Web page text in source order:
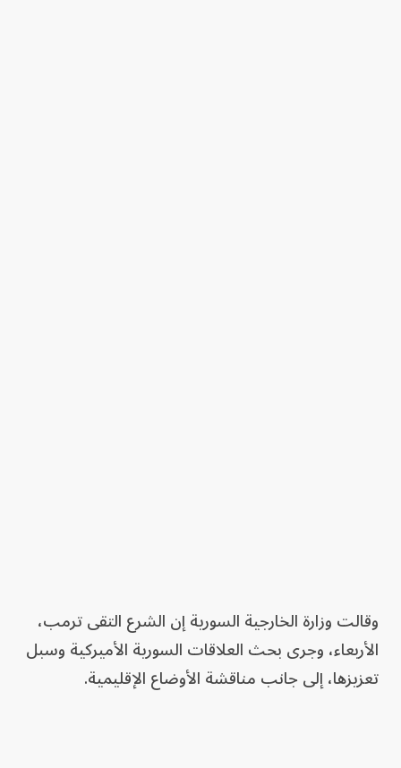
وقالت وزارة الخارجية السورية إن الشرع التقى ترمب،
الأربعاء، وجرى بحث العلاقات السورية الأميركية وسبل
تعزيزها، إلى جانب ‏مناقشة الأوضاع الإقليمية.‏